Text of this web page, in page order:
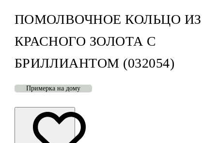
ПОМОЛВОЧНОЕ КОЛЬЦО ИЗ
КРАСНОГО ЗОЛОТА С
БРИЛЛИАНТОМ (032054)
Примерка на дому